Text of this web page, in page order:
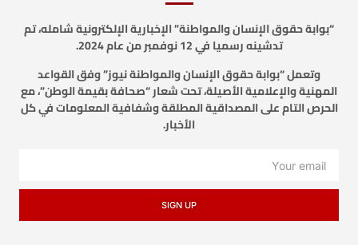
“بوابة حقوق الإنسان والمواطنة” الإخبارية الإلكترونية شامله، تم
تدشينه رسميا في 12 نوفمبر من عام 2024.
وتعمل “بوابة حقوق الإنسان والمواطنة نيوز” وفق القواعد
المهنية والإعلامية الأصيلة، تحت شعار “صحافة بقيمة الوطن”، مع
الحرص التام على المصداقية المطلقة وشفافية المعلومات في كل
الأخبار.
SIGN UP